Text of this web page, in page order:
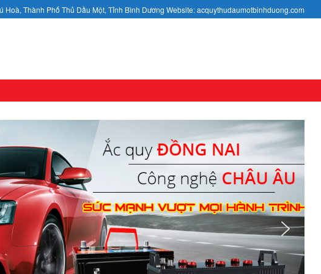
Thành Phố Thủ Dầu Một, Tỉnh Bình Dương Website: acquythudaumotbinhduong.com